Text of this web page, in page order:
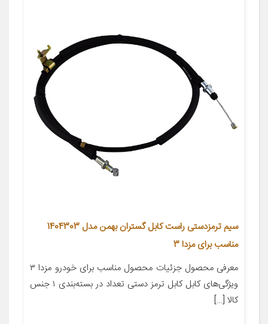
سیم ترمزدستی راست کابل گستران بهمن مدل 1404303
مناسب برای مزدا 3
معرفی محصول جزئیات محصول مناسب برای خودرو مزدا ۳
ویژگی‌های کابل کابل ترمز دستی تعداد در بسته‌بندی ۱ جنس
کالا […]